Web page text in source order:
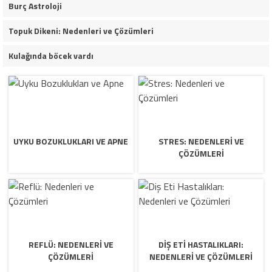
Burç Astroloji
Topuk Dikeni: Nedenleri ve Çözümleri
Kulağında böcek vardı
UYKU BOZUKLUKLARI VE APNE
STRES: NEDENLERI VE
ÇÖZÜMLERI
REFLÜ: NEDENLERI VE
ÇÖZÜMLERI
DIŞ ETI HASTALIKLARI:
NEDENLERI VE ÇÖZÜMLERI